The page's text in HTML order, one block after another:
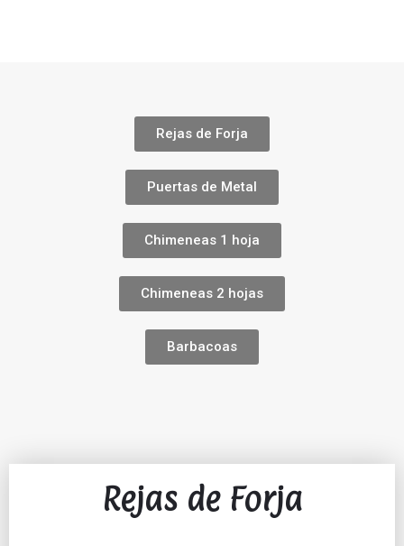
Rejas de Forja
Puertas de Metal
Chimeneas 1 hoja
Chimeneas 2 hojas
Barbacoas
Rejas de Forja